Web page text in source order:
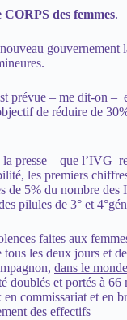
CORPS des femmes.
gouvernement la
– me dit-on –
de réduire de
– que l’IVG
les premiers
de 5% du nombre des
pilules de 3° et
faites aux femmes
les deux jours et
dans le monde
doublés et portés à
commissariat et en
des effectifs